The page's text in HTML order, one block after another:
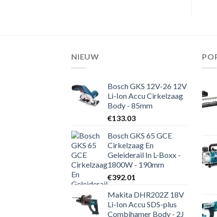
NIEUW
Bosch GKS 12V-26 12V
Li-Ion Accu Cirkelzaag
Body - 85mm
€133.03
Bosch GKS 65 GCE
Cirkelzaag En
Geleiderail In L-Boxx -
1800W - 190mm
€392.01
Makita DHR202Z 18V
Li-Ion Accu SDS-plus
Combihamer Body - 2J